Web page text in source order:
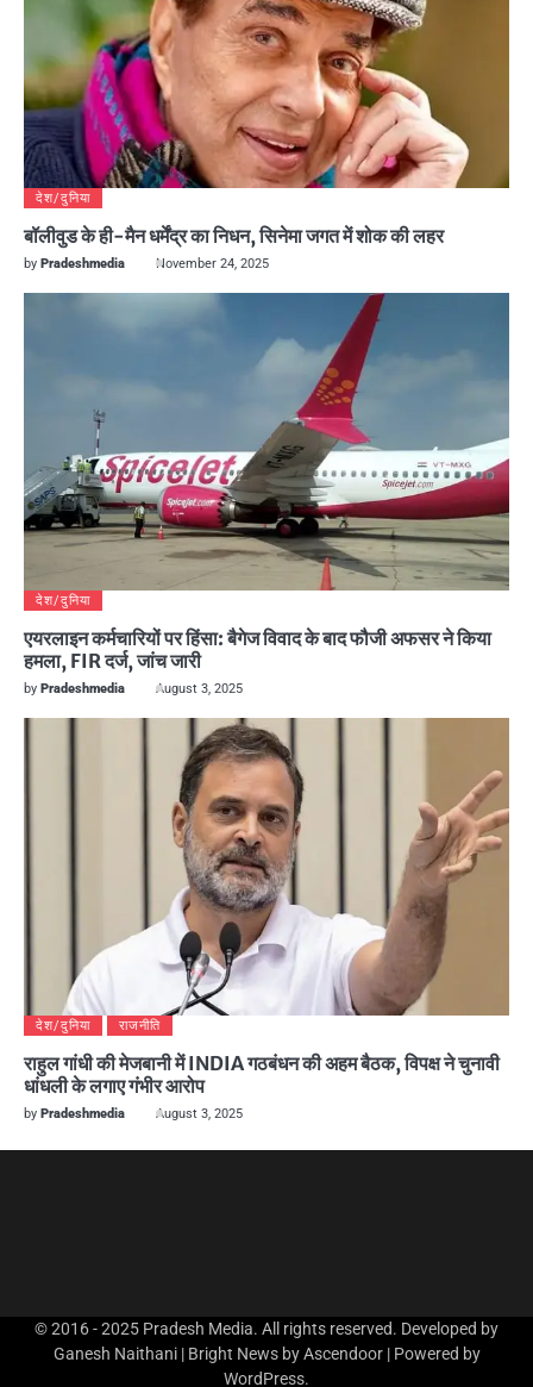
देश/दुनिया
बॉलीवुड के ही-मैन धर्मेंद्र का निधन, सिनेमा जगत में शोक की लहर
by Pradeshmedia November 24, 2025
देश/दुनिया
एयरलाइन कर्मचारियों पर हिंसा: बैगेज विवाद के बाद फौजी अफसर ने किया
हमला, FIR दर्ज, जांच जारी
by Pradeshmedia August 3, 2025
देश/दुनिया राजनीति
राहुल गांधी की मेजबानी में INDIA गठबंधन की अहम बैठक, विपक्ष ने चुनावी
धांधली के लगाए गंभीर आरोप
by Pradeshmedia August 3, 2025
© 2016 - 2025 Pradesh Media. All rights reserved. Developed by
Ganesh Naithani | Bright News byAscendoor| Powered by
WordPress.